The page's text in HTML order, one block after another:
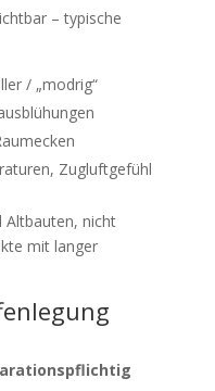
– typische
/ „modrig“
Zugluftgefühl
Altbauten, nicht
mit langer